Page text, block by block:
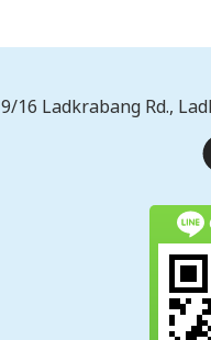
9/16 Ladkrabang Rd.,